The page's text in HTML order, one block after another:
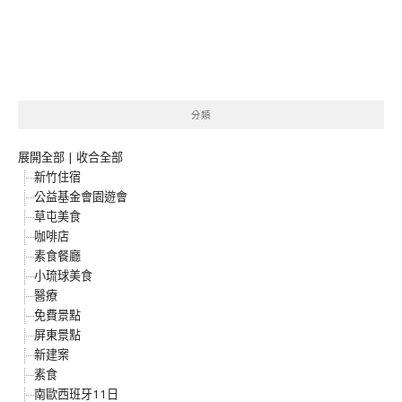
分類
展開全部 | 收合全部
新竹住宿
公益基金會園遊會
草屯美食
咖啡店
素食餐廳
小琉球美食
醫療
免費景點
屏東景點
新建案
素食
南歐西班牙11日